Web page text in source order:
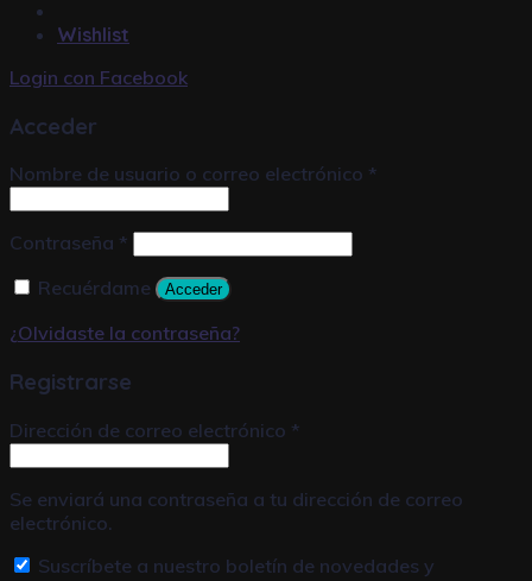
Wishlist
Login con Facebook
Acceder
Nombre de usuario o correo electrónico *
Contraseña *
Recuérdame
Acceder
¿Olvidaste la contraseña?
Registrarse
Dirección de correo electrónico *
Se enviará una contraseña a tu dirección de correo
electrónico.
Suscríbete a nuestro boletín de novedades y